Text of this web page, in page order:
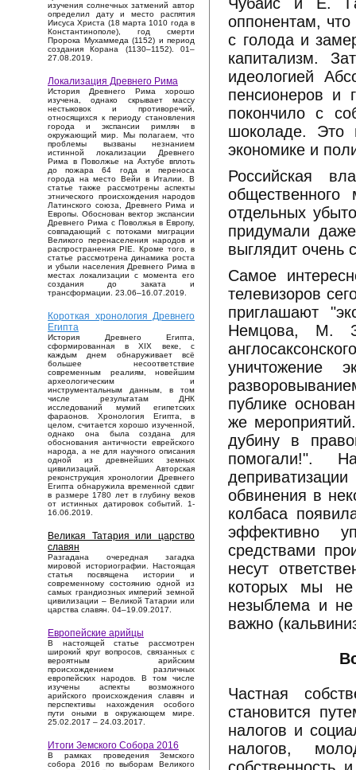
изучения солнечных затмений автор
определил дату и место распятия
Иисуса Христа (18 марта 1010 года в
Константинополе), год смерти
Пророка Мухаммеда (1152) и период
создания Корана (1130–1152). 01–
27.08.2019.
Локализация Древнего Рима
История Древнего Рима хорошо
изучена, однако скрывает массу
нестыковок и противоречий,
относящихся к периоду становления
города и экспансии римлян в
окружающий мир. Мы полагаем, что
проблемы вызваны незнанием
истинной локализации Древнего
Рима в Поволжье на Ахтубе вплоть
до пожара 64 года и переноса
города на место Вейи в Италии. В
статье также рассмотрены аспекты
этнического происхождения народов
Латинского союза, Древнего Рима и
Европы. Обоснован вектор экспансии
Древнего Рима с Поволжья в Европу,
совпадающий с потоками миграции
Великого перенаселения народов и
распространения PIE. Кроме того, в
статье рассмотрена динамика роста
и убыли населения Древнего Рима в
местах локализации с момента его
создания до заката и
трансформации. 23.06–16.07.2019.
Короткая хронология Древнего
Египта
История Древнего Египта,
сформированная в XIX веке, с
каждым днем обнаруживает всё
большее несоответствие
современным реалиям, новейшим
археологическим и
инструментальным данным, в том
числе результатам ДНК
исследований мумий египетских
фараонов. Хронология Египта, в
целом, считается хорошо изученной,
однако она была создана для
обоснования античности еврейского
народа, а не для научного описания
одной из древнейших земных
цивилизаций. Авторская
реконструкция хронологии Древнего
Египта обнаружила временной сдвиг
в размере 1780 лет в глубину веков
от истинных датировок событий. 1-
16.06.2019.
Великая Татария или царство
славян
Разгадана очередная загадка
мировой историографии. Настоящая
статья посвящена истории и
современному состоянию одной из
самых грандиозных империй земной
цивилизации – Великой Татарии или
царства славян. 04–19.09.2017.
Европейские арийцы
В настоящей статье рассмотрен
широкий круг вопросов, связанных с
вероятным арийским
происхождением различных
европейских народов. В том числе
изучены аспекты возможного
арийского происхождения славян и
перспективы нахождения особого
пути оными в окружающем мире.
25.02.2017 – 24.03.2017.
Итоги Земского Собора 2016
В рамках проведения Земского
собора 2016 по выборам Великого
оппонентам,
с голода и
капитализм.
идеологией
пенсионеров и
покончило с
шоколаде. Это
экономике и
Российская
отдельных
придумали
выглядит очень
Самое
телевизоров
приглашают
Немцова, М.
уничтожение
публике
же
дубину в
помогали!".
обвинения в
колбаса
эффективно
средствами
несут
которых мы
незыблема и
важно
Частная
становится
налогов и
налогов,